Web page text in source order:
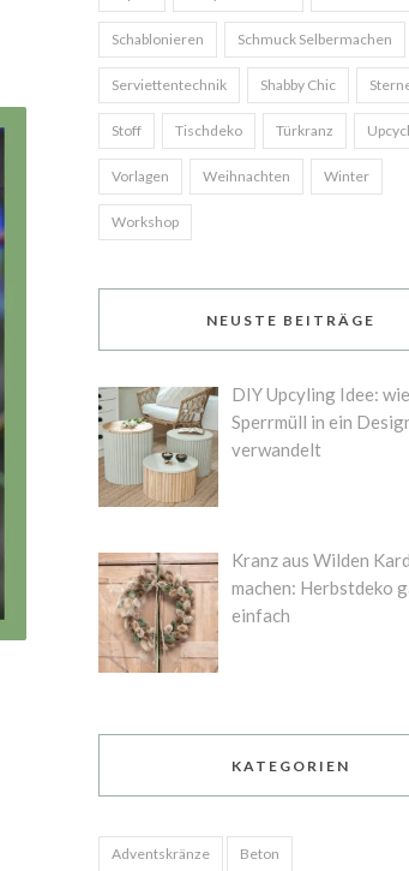
Schablonieren Schmuck Selbermachen
Serviettentechnik Shabby Chic
Stoff Tischdeko Türkranz
Vorlagen Weihnachten Winter
Workshop
NEUSTE BEITRÄGE
DIY Upcyling Idee:
Sperrmüll in ein
verwandelt
Kranz aus Wilden
machen: Herbstdeko
einfach
KATEGORIEN
Adventskränze Beton